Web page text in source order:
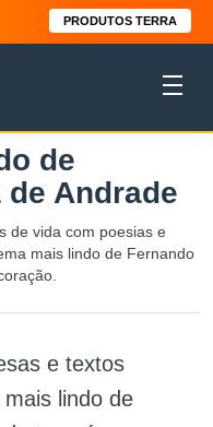
PRODUTOS TERRA
de
Andrade
de vida com poesias e
mais lindo de Fernando
e textos
lindo de